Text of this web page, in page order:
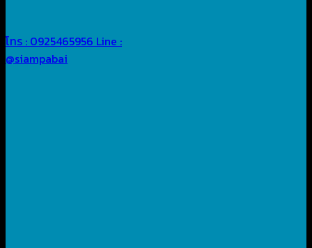
โทร : 0925465956 Line :
@siampabai